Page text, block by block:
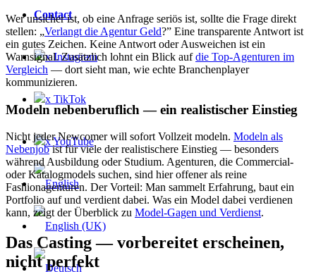
Contact
x Instagram
x TikTok
x YouTube
Wer unsicher ist, ob eine Anfrage seriös ist, sollte die Frage direkt
stellen: „Verlangt die Agentur Geld?” Eine transparente Antwort ist
ein gutes Zeichen. Keine Antwort oder Ausweichen ist ein
Warnsignal. Zusätzlich lohnt ein Blick aufdie Top-Agenturen im
Vergleich — dort sieht man, wie echte Branchenplayer
kommunizieren.
Modeln nebenberuflich — ein realistischer Einstieg
Nicht jeder Newcomer will sofort Vollzeit modeln. Modeln als
Nebenjobist für viele der realistischere Einstieg — besonders
während Ausbildung oder Studium. Agenturen, die Commercial-
oder Katalogmodels suchen, sind hier offener als reine
Fashionagenturen. Der Vorteil: Man sammelt Erfahrung, baut ein
Portfolio auf und verdient dabei. Was ein Model dabei verdienen
kann, zeigt der Überblick zu Model-Gagen und Verdienst.
Das Casting — vorbereitet erscheinen,
nicht perfekt